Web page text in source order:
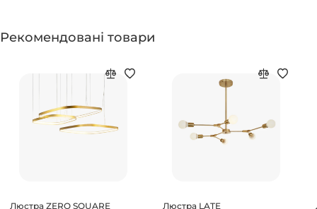
Рекомендовані товари
Люстра ZERO SQUARE
Люстра LATE